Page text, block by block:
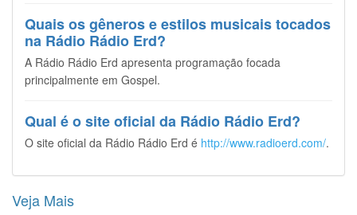
Quais os gêneros e estilos musicais tocados
na Rádio Rádio Erd?
A Rádio Rádio Erd apresenta programação focada
principalmente em Gospel.
Qual é o site oficial da Rádio Rádio Erd?
O site oficial da Rádio Rádio Erd é http://www.radioerd.com/.
Veja Mais